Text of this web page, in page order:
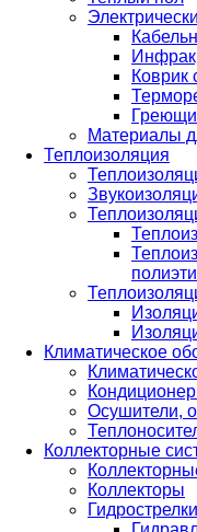
Коврик
Материалы
Теплоизоляция
Климатическое
Осушители,
Коллекторные
Коллекторы
Гидрострелки